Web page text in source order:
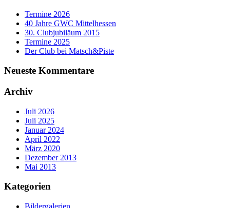
Termine 2026
40 Jahre GWC Mittelhessen
30. Clubjubiläum 2015
Termine 2025
Der Club bei Matsch&Piste
Neueste Kommentare
Archiv
Juli 2026
Juli 2025
Januar 2024
April 2022
März 2020
Dezember 2013
Mai 2013
Kategorien